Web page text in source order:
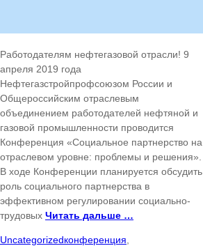
Работодателям нефтегазовой отрасли! 9
апреля 2019 года
Нефтегазстройпрофсоюзом России и
Общероссийским отраслевым
объединением работодателей нефтяной и
газовой промышленности проводится
Конференция «Социальное партнерство на
отраслевом уровне: проблемы и решения».
В ходе Конференции планируется обсудить
роль социального партнерства в
эффективном регулировании социально-
трудовых Читать дальше …
Uncategorizedконференция